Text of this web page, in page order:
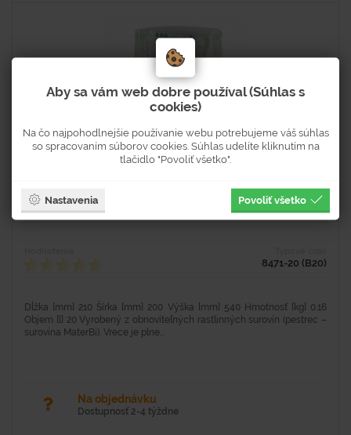
Kompostovateľné vrecia na odpadky 20 l - bal.
20ks
8471-20 (B20)
Dĺžka [mm] 210 Šírka [mm] 200 Výška [mm] 540 Hmotnosť [kg] 0.16
Objem [l] 20 Vyrobený z obnoviteľných rastlinných surovín (pestrec –
surovina MaterBi). Vrece je plne...
Na objednávku
Dostupnosť 2-4 týždne
Aby sa vám web dobre používal (Súhlas s
cookies)
Na čo najpohodlnejšie používanie webu potrebujeme váš súhlas
so spracovaním súborov cookies. Súhlas udelíte kliknutím na
tlačidlo "Povoliť všetko".
Nastavenia Povoliť všetko